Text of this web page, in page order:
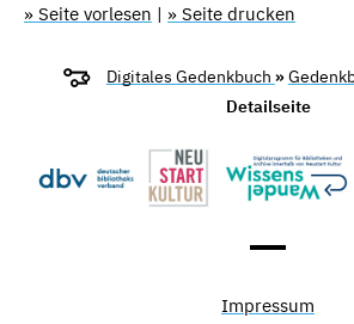
» Seite vorlesen | » Seite drucken
Digitales Gedenkbuch »
Detailseite
Impressum